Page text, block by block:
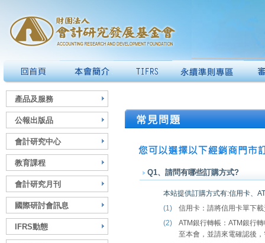
產品及服務
公報出版品
會計研究中心
教育課程
會計研究月刊
國際研討會訊息
IFRS動態
Q1、請問有哪些訂購方式?
本站提供訂購方式有:信用卡、
(1)
信用卡：請將信用卡單下
(2)
ATM銀行轉帳： ATM銀行
至本會，並請來電確認後